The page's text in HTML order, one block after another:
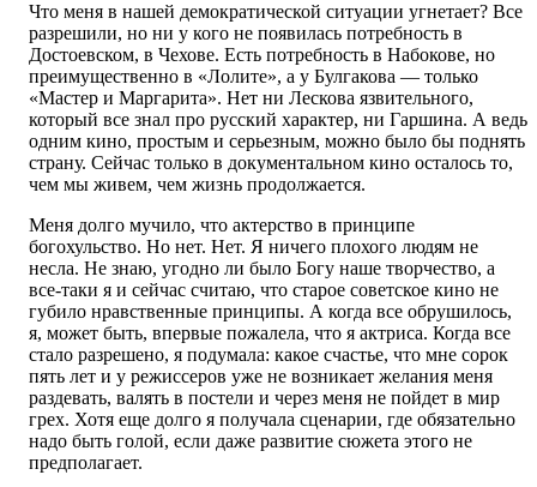
Что меня в нашей демократической ситуации угнетает? Все
разрешили, но ни у кого не появилась потребность в
Достоевском, в Чехове. Есть потребность в Набокове, но
преимущественно в «Лолите», а у Булгакова — только
«Мастер и Маргарита». Нет ни Лескова язвительного,
который все знал про русский характер, ни Гаршина. А ведь
одним кино, простым и серьезным, можно было бы поднять
страну. Сейчас только в документальном кино осталось то,
чем мы живем, чем жизнь продолжается.
Меня долго мучило, что актерство в принципе
богохульство. Но нет. Нет. Я ничего плохого людям не
несла. Не знаю, угодно ли было Богу наше творчество, а
все-таки я и сейчас считаю, что старое советское кино не
губило нравственные принципы. А когда все обрушилось,
я, может быть, впервые пожалела, что я актриса. Когда все
стало разрешено, я подумала: какое счастье, что мне сорок
пять лет и у режиссеров уже не возникает желания меня
раздевать, валять в постели и через меня не пойдет в мир
грех. Хотя еще долго я получала сценарии, где обязательно
надо быть голой, если даже развитие сюжета этого не
предполагает.